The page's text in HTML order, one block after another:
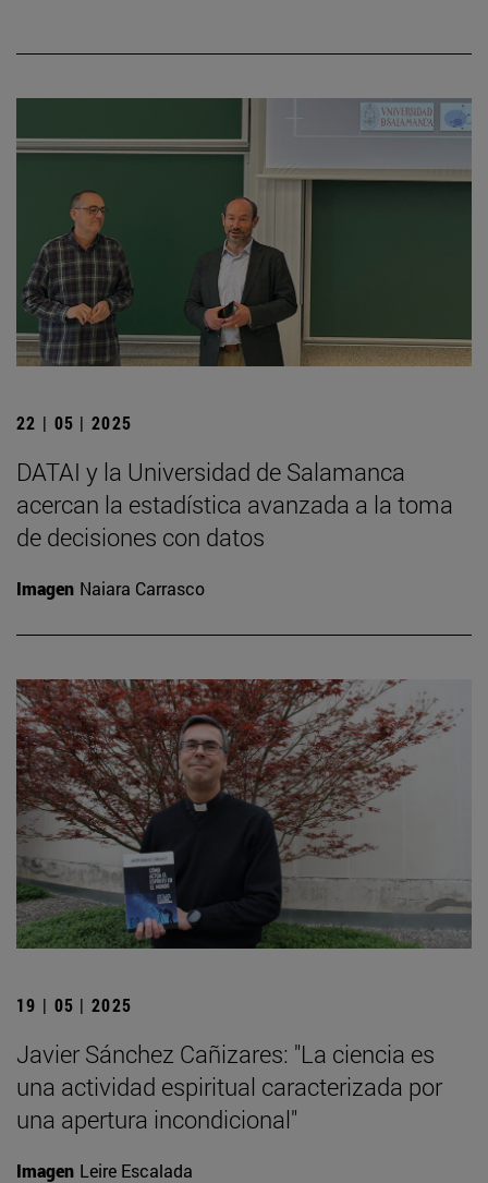
22 | 05 | 2025
DATAI y la Universidad de Salamanca
acercan la estadística avanzada a la toma
de decisiones con datos
Imagen Naiara Carrasco
19 | 05 | 2025
Javier Sánchez Cañizares: "La ciencia es
una actividad espiritual caracterizada por
una apertura incondicional"
Imagen Leire Escalada